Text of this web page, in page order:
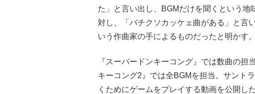
た」と言い出し、BGMだけを聞くという
対し、「バチクソカッケェ曲がある」と言
いう作曲家の手によるものだったと明かす。
『スーパードンキーコング』では数曲の
キーコング2』では全BGMを担当。サント
くためにゲームをプレイする動画を公開した